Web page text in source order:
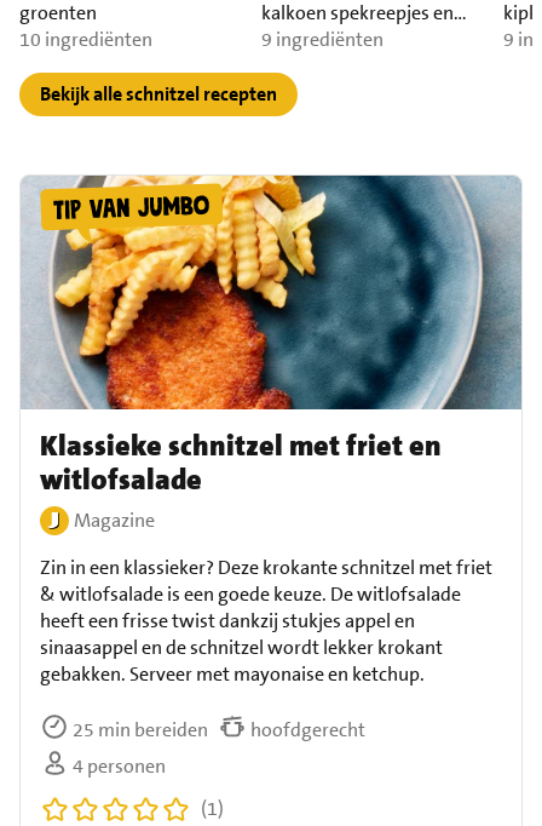
groenten
10 ingrediënten
kalkoen spekreepjes en
kaasschnitzel
9 ingrediënten
9
Bekijk alle schnitzel recepten
Klassieke schnitzel met friet en
witlofsalade
Magazine
Zin in een klassieker? Deze krokante schnitzel met friet
& witlofsalade is een goede keuze. De witlofsalade
heeft een frisse twist dankzij stukjes appel en
sinaasappel en de schnitzel wordt lekker krokant
gebakken. Serveer met mayonaise en ketchup.
25 min bereiden
hoofdgerecht
4 personen
(1)